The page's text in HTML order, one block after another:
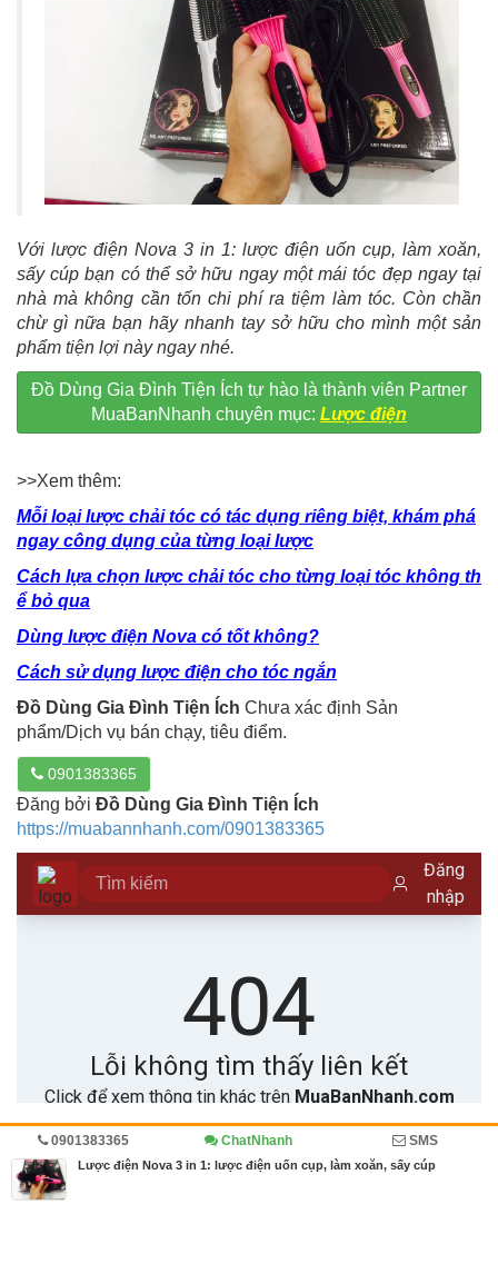
Với lược điện Nova 3 in 1: lược điện uốn cụp, làm xoăn,
sấy cúp bạn có thể sở hữu ngay một mái tóc đẹp ngay tại
nhà mà không cần tốn chi phí ra tiệm làm tóc. Còn chần
chừ gì nữa bạn hãy nhanh tay sở hữu cho mình một sản
phẩm tiện lợi này ngay nhé.
Đồ Dùng Gia Đình Tiện Ích tự hào là thành viên Partner
MuaBanNhanh chuyên mục: Lược điện
>>Xem thêm:
Mỗi loại lược chải tóc có tác dụng riêng biệt, khám phá
ngay công dụng của từng loại lược
Cách lựa chọn lược chải tóc cho từng loại tóc không th
ể bỏ qua
Dùng lược điện Nova có tốt không?
Cách sử dụng lược điện cho tóc ngắn
Đồ Dùng Gia Đình Tiện Ích Chưa xác định Sản
phẩm/Dịch vụ bán chạy, tiêu điểm.
0901383365
Đăng bởi Đồ Dùng Gia Đình Tiện Ích
https://muabannhanh.com/0901383365
Trang chủ Thời trang, Làm đẹp Diễn đàn
0901383365 ChatNhanh SMS
Lược điện Nova 3 in 1: lược điện uốn cụp, làm xoăn, sấy cúp